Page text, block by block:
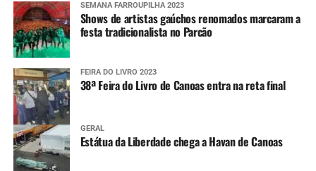
SEMANA FARROUPILHA 2023
Shows de artistas gaúchos renomados marcaram a
festa tradicionalista no Parcão
FEIRA DO LIVRO 2023
38ª Feira do Livro de Canoas entra na reta final
GERAL
Estátua da Liberdade chega a Havan de Canoas